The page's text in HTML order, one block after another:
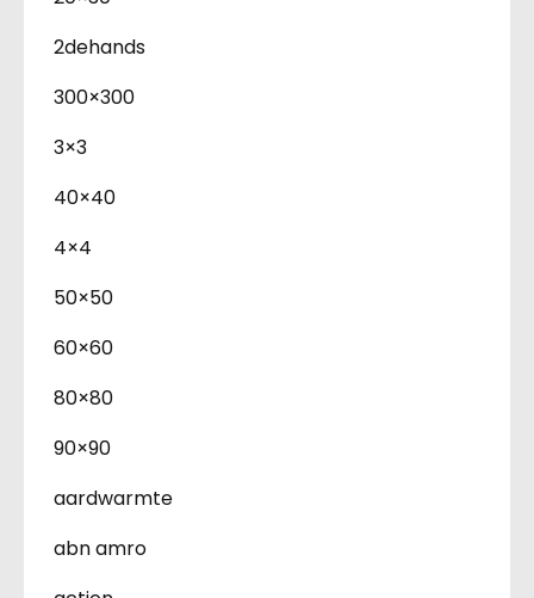
2dehands
300×300
3×3
40×40
4×4
50×50
60×60
80×80
90×90
aardwarmte
abn amro